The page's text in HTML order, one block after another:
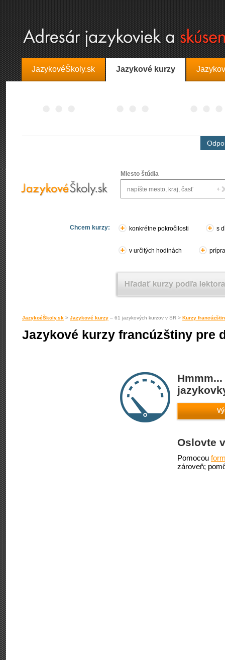
JazykovéŠkoly.sk Jazykové kurzy
Miesto štúdia
Chcem kurzy: konkrétne pokročilosti s
v určitých hodinách
JazykoéŠkoly.sk > Jazykové kurzy – 61 jazykových kurzov v SR > Kurzy
Jazykové kurzy francúzštiny pre
Oslovte
Pomocou
zároveň;